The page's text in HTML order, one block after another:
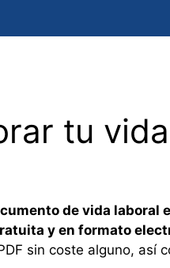
tu
de vida laboral
y en formato
sin coste alguno, así